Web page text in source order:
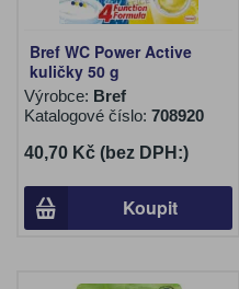
Bref WC Power Active
kuličky 50 g
Výrobce: Bref
Katalogové číslo: 708920
40,70 Kč (bez DPH:)
Koupit